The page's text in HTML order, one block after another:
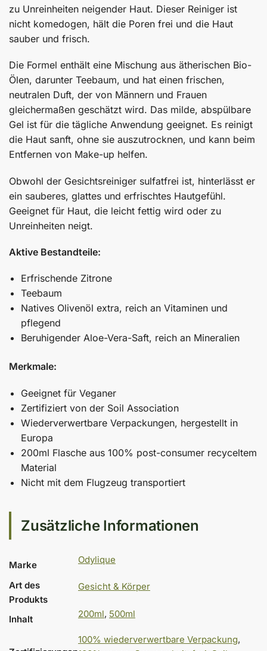
zu Unreinheiten neigender Haut. Dieser Reiniger ist
nicht komedogen, hält die Poren frei und die Haut
sauber und frisch.
Die Formel enthält eine Mischung aus ätherischen Bio-
Ölen, darunter Teebaum, und hat einen frischen,
neutralen Duft, der von Männern und Frauen
gleichermaßen geschätzt wird. Das milde, abspülbare
Gel ist für die tägliche Anwendung geeignet. Es reinigt
die Haut sanft, ohne sie auszutrocknen, und kann beim
Entfernen von Make-up helfen.
Obwohl der Gesichtsreiniger sulfatfrei ist, hinterlässt er
ein sauberes, glattes und erfrischtes Hautgefühl.
Geeignet für Haut, die leicht fettig wird oder zu
Unreinheiten neigt.
Aktive Bestandteile:
Erfrischende Zitrone
Teebaum
Natives Olivenöl extra, reich an Vitaminen und
pflegend
Beruhigender Aloe-Vera-Saft, reich an Mineralien
Merkmale:
Geeignet für Veganer
Zertifiziert von der Soil Association
Wiederverwertbare Verpackungen, hergestellt in
Europa
200ml Flasche aus 100% post-consumer recyceltem
Material
Nicht mit dem Flugzeug transportiert
Zusätzliche Informationen
Marke Odylique
Art des
Produkts
Gesicht & Körper
Inhalt 200ml, 500ml
100% wiederverwertbare Verpackung,